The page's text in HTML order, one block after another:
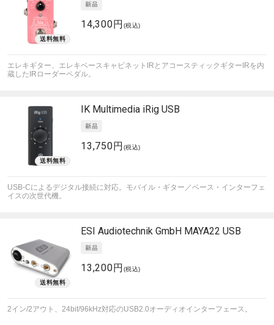
14,300円 (税込)
エレキギター、エレキベースキャビネットIRとアコースティックギターIRを内
蔵したIRローダーペダル。
IK Multimedia iRig USB
13,750円 (税込)
USB-Cによるデジタル接続に対応。モバイル・ギター／ベース・インターフェ
イスの次世代機。
ESI Audiotechnik GmbH MAYA22 USB
13,200円 (税込)
2イン/2アウト、24bit/96kHz対応のUSB2.0オーディオインターフェース。